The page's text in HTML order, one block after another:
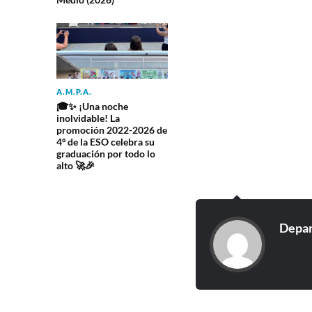
A.M.P.A.
🎓✨ ¡Una noche
inolvidable! La
promoción 2022-2026 de
4º de la ESO celebra su
graduación por todo lo
alto 🚀🎉